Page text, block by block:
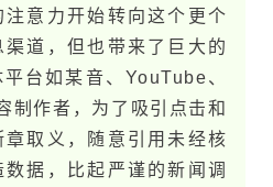
意力开始转向这个更个
道，但也带来了巨大的
台如某音、YouTube、
制作者，为了吸引点击和
取义，随意引用未经核
据，比起严谨的新闻调